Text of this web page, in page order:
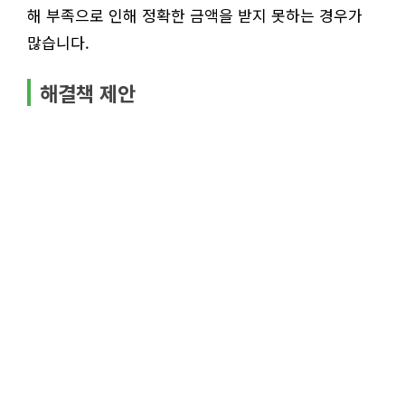
해 부족으로 인해 정확한 금액을 받지 못하는 경우가
많습니다.
해결책 제안